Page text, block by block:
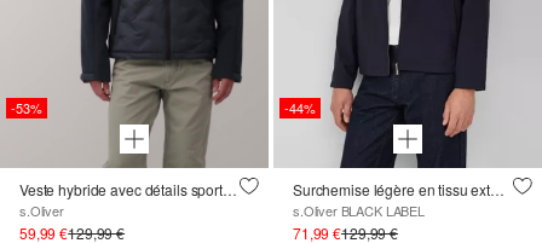
-53%
Veste hybride avec détails sportifs et capuche
s.Oliver
59,99 €129,99 €
-44%
Surchemise légère en tissu extensible
s.Oliver BLACK LABEL
71,99 €129,99 €